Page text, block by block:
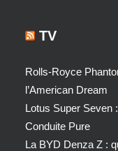
TV
Rolls-Royce
l’American Dream
Lotus Super Seven
Conduite Pure
La BYD Denza Z :